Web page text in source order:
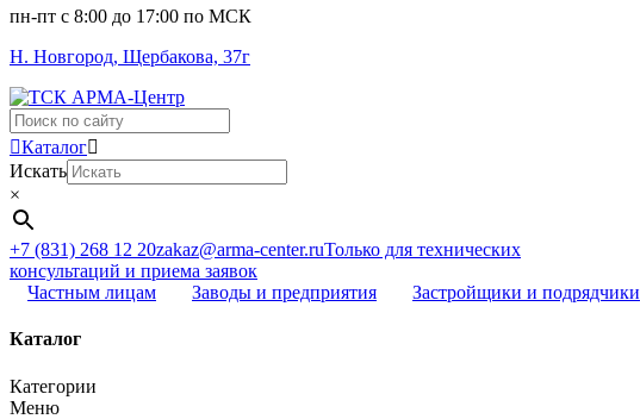
пн-пт c 8:00 до 17:00 по МСК
Н. Новгород, Щербакова, 37г
Поиск
...Каталог
Искать
×
+7 (831) 268 12 20zakaz@arma-center.ruТолько для технических
консультаций и приема заявок
Частным лицам
Заводы и предприятия Застройщики и подрядчики
Каталог
Категории
Меню